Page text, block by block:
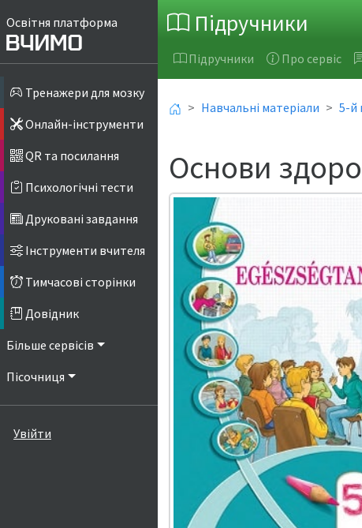
Освітня платформа
Тренажери для мозку
Онлайн-інструменти
QR та посилання
Психологічні тести
Друковані завдання
Інструменти вчителя
Тимчасові сторінки
Довідник
Більше сервісів
Пісочниця
Увійти
Підручники
Підручники Про сервіс
Навчальні матеріали 5-й
Основи